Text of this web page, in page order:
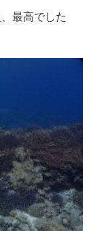
、最高でした